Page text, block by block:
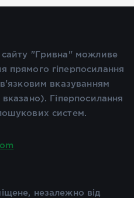
сайту "Гривна" можливе
прямого гіперпосилання
вказуванням
Гіперпосилання
систем.
незалежно від